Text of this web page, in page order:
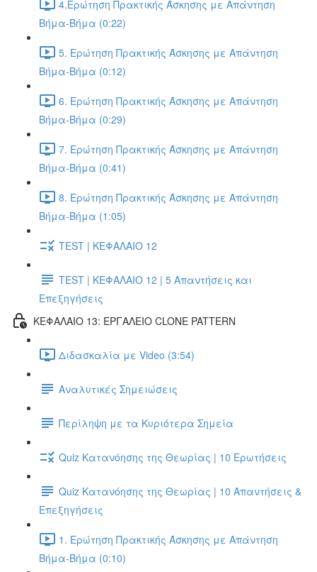
4.Ερώτηση Πρακτικής Άσκησης με Απάντηση
Βήμα-Βήμα (0:22)
5. Ερώτηση Πρακτικής Άσκησης με Απάντηση
Βήμα-Βήμα (0:12)
6. Ερώτηση Πρακτικής Άσκησης με Απάντηση
Βήμα-Βήμα (0:29)
7. Ερώτηση Πρακτικής Άσκησης με Απάντηση
Βήμα-Βήμα (0:41)
8. Ερώτηση Πρακτικής Άσκησης με Απάντηση
Βήμα-Βήμα (1:05)
TEST | ΚΕΦΑΛΑΙΟ 12
TEST | ΚΕΦΑΛΑΙΟ 12 | 5 Απαντήσεις και
Επεξηγήσεις
ΚΕΦΑΛΑΙΟ 13: ΕΡΓΑΛΕΙΟ CLONE PATTERN
Διδασκαλία με Video (3:54)
Αναλυτικές Σημειώσεις
Περίληψη με τα Κυριότερα Σημεία
Quiz Κατανόησης της Θεωρίας | 10 Ερωτήσεις
Quiz Κατανόησης της Θεωρίας | 10 Απαντήσεις &
Επεξηγήσεις
1. Ερώτηση Πρακτικής Άσκησης με Απάντηση
Βήμα-Βήμα (0:10)